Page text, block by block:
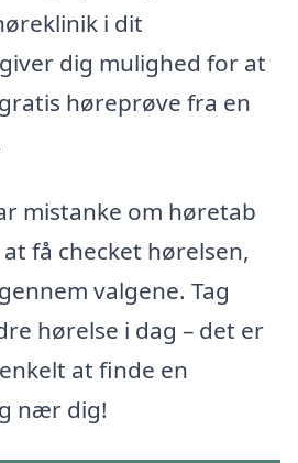
i dit
dig mulighed for at
høreprøve fra en
mistanke om høretab
få checket hørelsen,
valgene. Tag
hørelse i dag – det er
at finde en
nær dig!